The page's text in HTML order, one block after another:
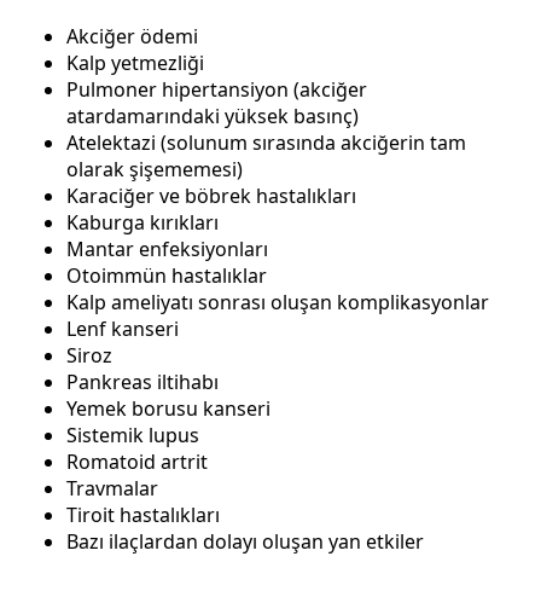
Akciğer ödemi
Kalp yetmezliği
Pulmoner hipertansiyon (akciğer
atardamarındaki yüksek basınç)
Atelektazi (solunum sırasında akciğerin tam
olarak şişememesi)
Karaciğer ve böbrek hastalıkları
Kaburga kırıkları
Mantar enfeksiyonları
Otoimmün hastalıklar
Kalp ameliyatı sonrası oluşan komplikasyonlar
Lenf kanseri
Siroz
Pankreas iltihabı
Yemek borusu kanseri
Sistemik lupus
Romatoid artrit
Travmalar
Tiroit hastalıkları
Bazı ilaçlardan dolayı oluşan yan etkiler